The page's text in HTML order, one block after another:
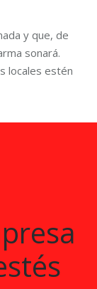
y que, de
sonará.
locales estén